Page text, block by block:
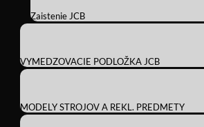
Zaistenie JCB
VYMEDZOVACIE PODLOŽKA JCB
MODELY STROJOV A REKL. PREDMETY